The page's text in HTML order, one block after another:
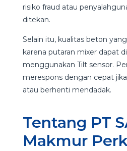
risiko fraud atau
ditekan.
Selain itu, kualitas beton
karena putaran mixer dapat
menggunakan Tilt sensor.
merespons dengan cepat
atau berhenti mendadak.
Tentang PT
Makmur